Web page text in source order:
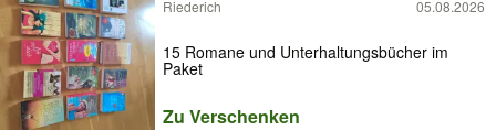
Riederich 05.08.2026
15 Romane und Unterhaltungsbücher im
Paket
Zu Verschenken